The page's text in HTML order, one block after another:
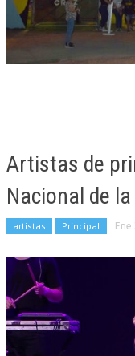
Artistas de
Nacional de
artistas Principal Ene